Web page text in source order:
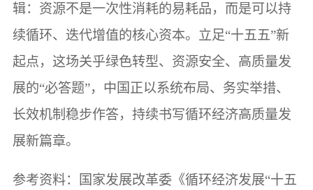
辑：资源不是一次性消耗的易耗品，而是可以持
续循环、迭代增值的核心资本。立足“十五五”新
起点，这场关乎绿色转型、资源安全、高质量发
展的“必答题”，中国正以系统布局、务实举措、
长效机制稳步作答，持续书写循环经济高质量发
展新篇章。
参考资料：国家发展改革委《循环经济发展“十五